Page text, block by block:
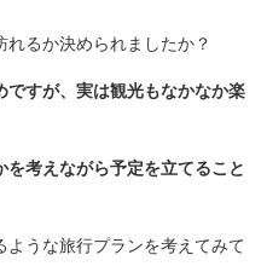
るか決められましたか？
ですが、実は観光もなかなか楽
を考えながら予定を立てること
うな旅行プランを考えてみて